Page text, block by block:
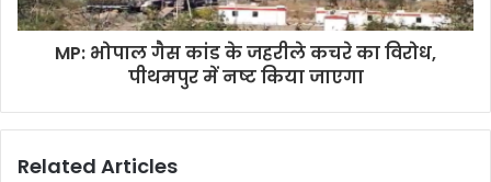
MP: भोपाल गैस कांड के जहरीले कचरे का विरोध,
पीथमपुर में नष्ट किया जाएगा
Related Articles